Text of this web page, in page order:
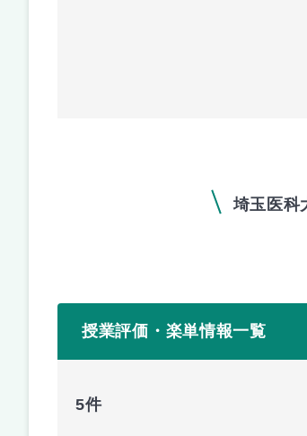
埼玉医科
授業評価・楽単情報一覧
5件